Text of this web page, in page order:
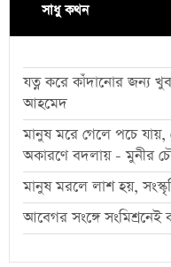
সাধু কথন
যত্ন করে কাঁদানোর জন্য
আহমেদ
মানুষ মরে গেলে পচে
অকারণে বদলায় - মুনীর
মানুষ মরলে লাশ হয়,
আবেগর সংঙ্গে সংমিশ্রনেই